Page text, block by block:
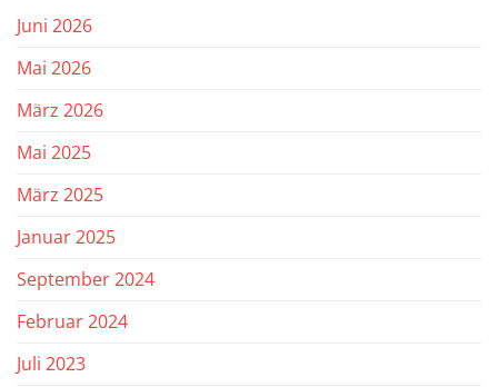
Juni 2026
Mai 2026
März 2026
Mai 2025
März 2025
Januar 2025
September 2024
Februar 2024
Juli 2023